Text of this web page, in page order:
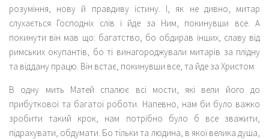
розуміння, нову й правдиву істину. І, як не дивно, митар
слухається Господніх слів і йде за Ним, покинувши все. А
покинути він мав що: багатство, бо обдирав інших, славу від
римських окупантів, бо ті винагороджували митарів за плідну
та віддану працю. Він встає, покинувши все, та йде за Христом.
В одну мить Матей спалює всі мости, які вели його до
прибуткової та багатої роботи. Напевно, нам би було важко
зробити такий крок, нам потрібно було б все зважити,
підрахувати, обдумати. Бо тільки та людина, в якої велика душа,